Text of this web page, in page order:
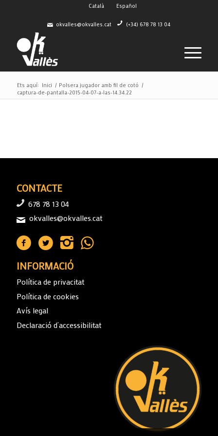
Català Español
okvalles@okvalles.cat (+34) 678 78 13 04
Ets aquí: Inici / Polsera jugador amb fil de cotó /
captura-de-pantalla-2015-04-07-a-las-14.34.22
CONTACTE
678 78 13 04
okvalles@okvalles.cat
INFORMACIÓ
Política de privacitat
Política de cookies
Avís legal
Declaració d’accessibilitat